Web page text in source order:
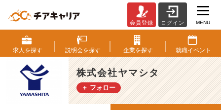
式
会
社
ヤ
マ
シ
会員登録 ログイン MENU
求人を探す 説明会を探す 企業を探す 就職イベント
株式会社ヤマシタ
＋ フォロー